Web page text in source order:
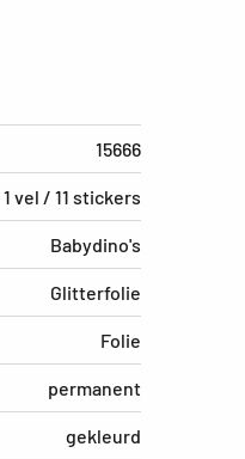
15666
1 vel / 11 stickers
Babydino's
Glitterfolie
Folie
permanent
gekleurd